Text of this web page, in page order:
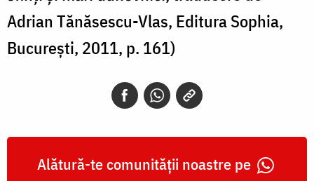
Adrian Tănăsescu-Vlas, Editura Sophia,
București, 2011, p. 161)
Alătură-te comunității noastre pe